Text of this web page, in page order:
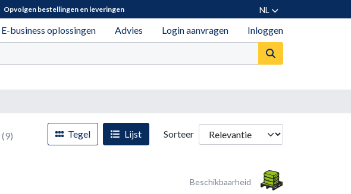
Opvolgen bestellingen en leveringen NL
E-business oplossingen Advies Login aanvragen Inloggen
(9) Tegel Lijst Sorteer
Beschikbaarheid